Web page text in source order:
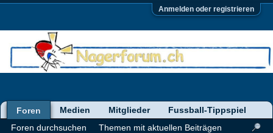
Anmelden oder registrieren
Foren
Foren durchsuchen
Themen mit aktuellen Beiträgen
Medien Mitglieder Fussball-Tippspiel